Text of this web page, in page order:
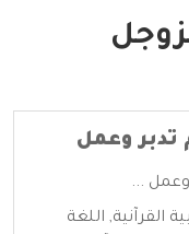
تدبر وعمل
وعمل ...
القرآنية, اللغة